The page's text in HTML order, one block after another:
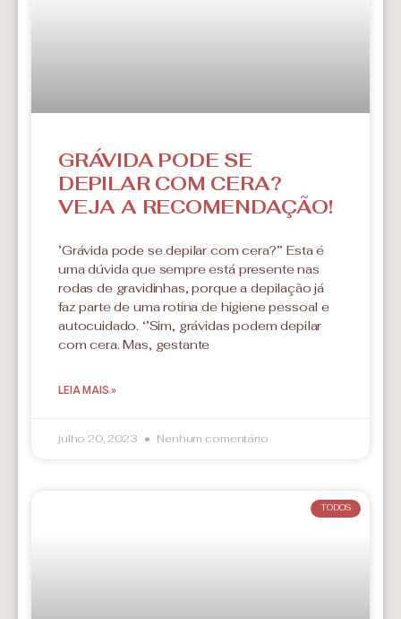
GRÁVIDA PODE SE
DEPILAR COM CERA?
VEJA A RECOMENDAÇÃO!
’Grávida pode se depilar com cera?’’ Esta é
uma dúvida que sempre está presente nas
rodas de gravidinhas, porque a depilação já
faz parte de uma rotina de higiene pessoal e
autocuidado. ‘’Sim, grávidas podem depilar
com cera. Mas, gestante
LEIA MAIS »
julho 20, 2023 Nenhum comentário
TODOS